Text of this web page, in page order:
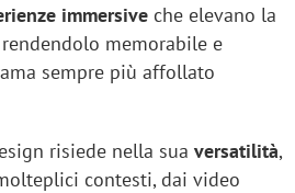
immersive che elevano la
memorabile e
sempre più affollato
risiede nella sua versatilità,
contesti, dai video